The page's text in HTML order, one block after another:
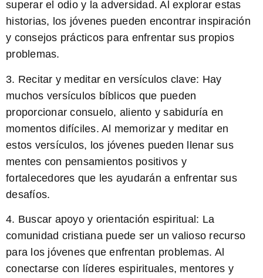
superar el odio y la adversidad. Al explorar estas
historias, los jóvenes pueden encontrar inspiración
y consejos prácticos para enfrentar sus propios
problemas.
3. Recitar y meditar en versículos clave: Hay
muchos versículos bíblicos que pueden
proporcionar consuelo, aliento y sabiduría en
momentos difíciles. Al memorizar y meditar en
estos versículos, los jóvenes pueden llenar sus
mentes con pensamientos positivos y
fortalecedores que les ayudarán a enfrentar sus
desafíos.
4. Buscar apoyo y orientación espiritual: La
comunidad cristiana puede ser un valioso recurso
para los jóvenes que enfrentan problemas. Al
conectarse con líderes espirituales, mentores y